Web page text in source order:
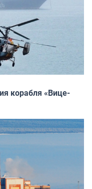
корабля «Вице-